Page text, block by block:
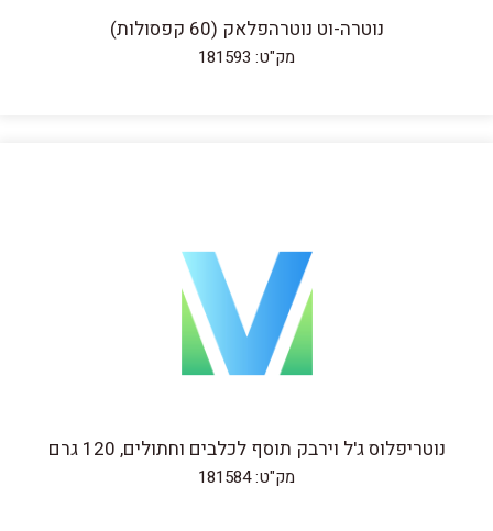
נוטרה-וט נוטרהפלאק (60 קפסולות)
מק"ט: 181593
נוטריפלוס ג'ל וירבק תוסף לכלבים וחתולים, 120 גרם
מק"ט: 181584